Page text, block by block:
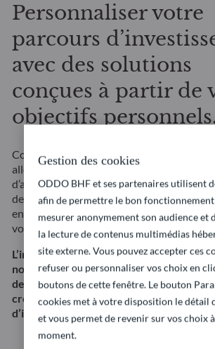
Personnaliser votre
parcours
avec des solutions
conçues à partir de
objectifs
Conçues pour offrir une large
allocation flexible et un accès à plusieurs
d’actifs, nos solutions multi-actifs sur
des sources de rendement potentiel
en fonction des marchés et s’adaptent
vos objectifs financiers personnels.
L’investissement dans cette stratégie
notamment un risque de perte en capital
des risques liés aux actions, aux taux
crédit. Il ne s’agit pas d’une
d’investissement.
Gestion des cookies
ODDO BHF et ses partenaires utilisent
afin de permettre le bon fonctionnement
mesurer anonymement son audience et
la lecture de contenus multimédias
site externe. Vous pouvez accepter ces
refuser ou personnaliser vos choix en
boutons de cette fenêtre. Le bouton
cookies met à votre disposition le détail
et vous permet de revenir sur vos choix
moment.